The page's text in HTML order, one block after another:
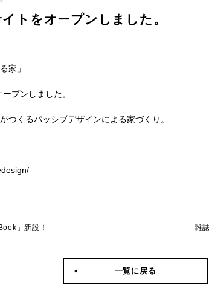
トをオープンしました。
家」
プンしました。
つくるパッシブデザインによる家づくり。
」新設！
一覧に戻る